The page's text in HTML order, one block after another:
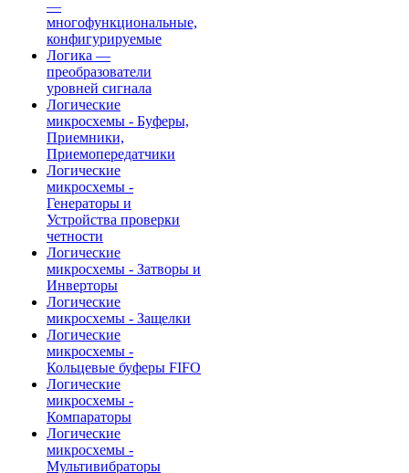
—
многофункциональные,
конфигурируемые
Логика —
преобразователи
уровней сигнала
Логические
микросхемы - Буферы,
Приемники,
Приемопередатчики
Логические
микросхемы -
Генераторы и
Устройства проверки
четности
Логические
микросхемы - Затворы и
Инверторы
Логические
микросхемы - Защелки
Логические
микросхемы -
Кольцевые буферы FIFO
Логические
микросхемы -
Компараторы
Логические
микросхемы -
Мультивибраторы